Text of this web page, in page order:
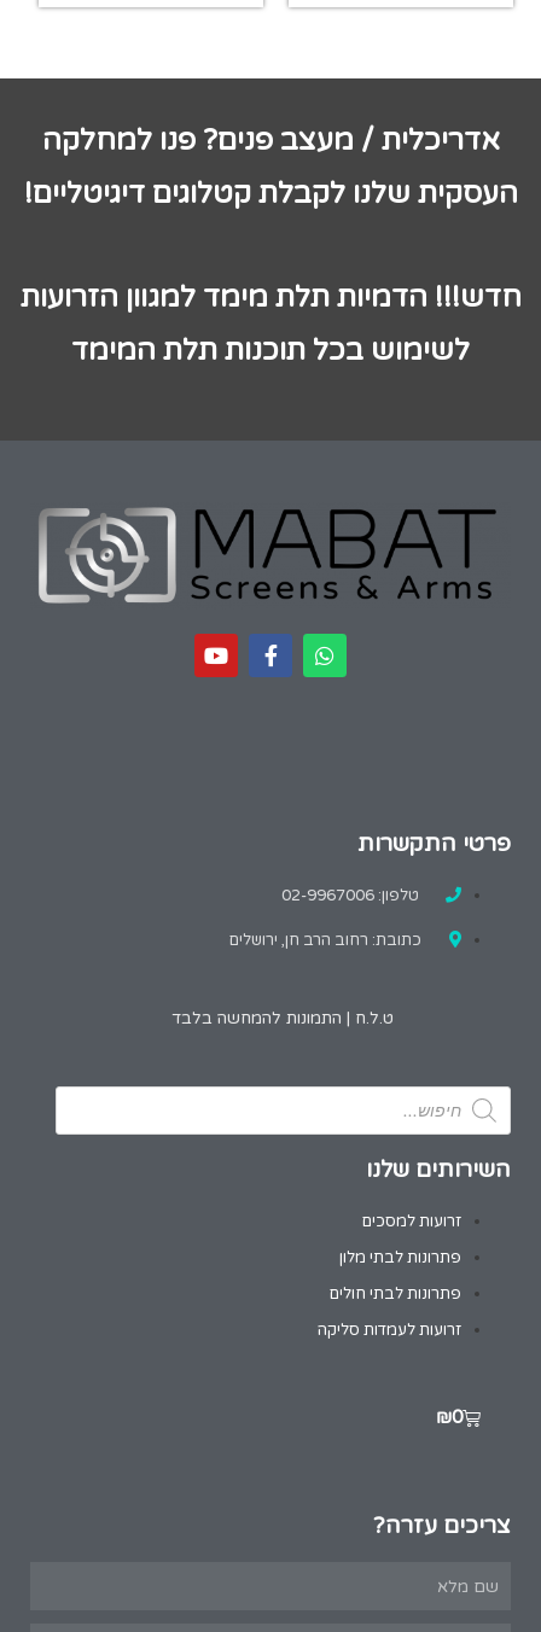
אדריכלית / מעצב פנים? פנו למחלקה
העסקית שלנו לקבלת קטלוגים דיגיטליים!
חדש!!! הדמיות תלת מימד למגוון הזרועות
לשימוש בכל תוכנות תלת המימד
פרטי התקשרות
טלפון: 02-9967006
כתובת: רחוב הרב חן, ירושלים
ט.ל.ח | התמונות להמחשה בלבד
השירותים שלנו
זרועות למסכים
פתרונות לבתי מלון
פתרונות לבתי חולים
זרועות לעמדות סליקה
₪0
צריכים עזרה?